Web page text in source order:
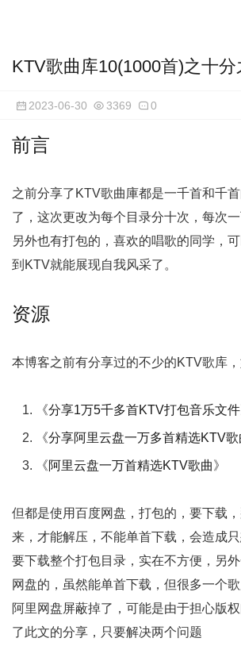
KTV歌曲库10(1000首)之十
2023-06-30 3369 0
前言
之前分享了KTV歌曲庫都是一千首和千
了，这次更改为每个目录分十次，每次一
另外也有打包的，喜欢的唱歌的同学，
到KTV就能展现自我风采了。
资源
本博客之前有分享过的不少的KTV歌库
《分享1万5千多首KTV打包音乐文件
《分享阿里云盘一万多首精选KTV
《阿里云盘一万首精选KTV歌曲》
但都是使用百度网盘，打包的，要下载
来，才能解压，不能单首下载，会造成
要下载整个打包目录，实在不方便，另
网盘的，虽然能单首下载，但很多一个
阿里网盘屏蔽掉了，可能是由于担心版
了此文的分享，只要解决两个问题